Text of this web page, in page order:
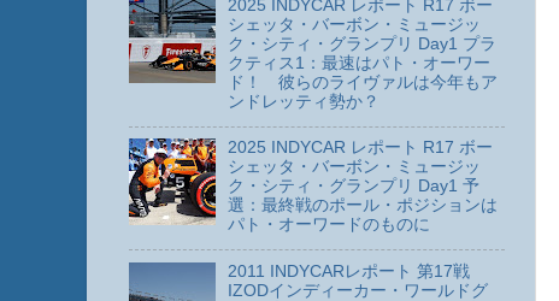
2025 INDYCAR レポート R17 ボー
シェッタ・バーボン・ミュージッ
ク・シティ・グランプリ Day1 プラ
クティス1：最速はパト・オーワー
ド！ 彼らのライヴァルは今年もア
ンドレッティ勢か？
2025 INDYCAR レポート R17 ボー
シェッタ・バーボン・ミュージッ
ク・シティ・グランプリ Day1 予
選：最終戦のポール・ポジションは
パト・オーワードのものに
2011 INDYCARレポート 第17戦
IZODインディーカー・ワールドグ